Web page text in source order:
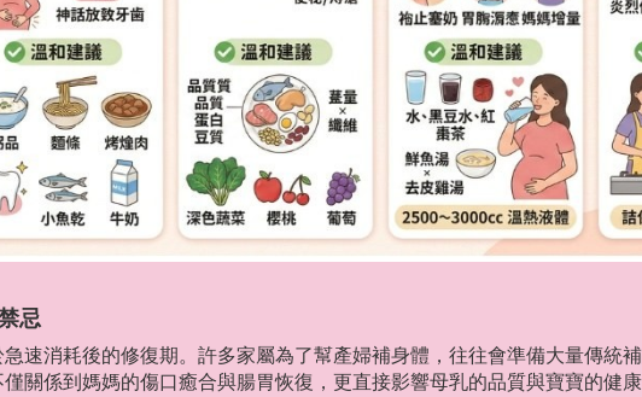
忌
速消耗後的修復期。許多家屬為了幫產婦補身體，往往會準備大量傳統
關係到媽媽的傷口癒合與腸胃恢復，更直接影響母乳的品質與寶寶的健康